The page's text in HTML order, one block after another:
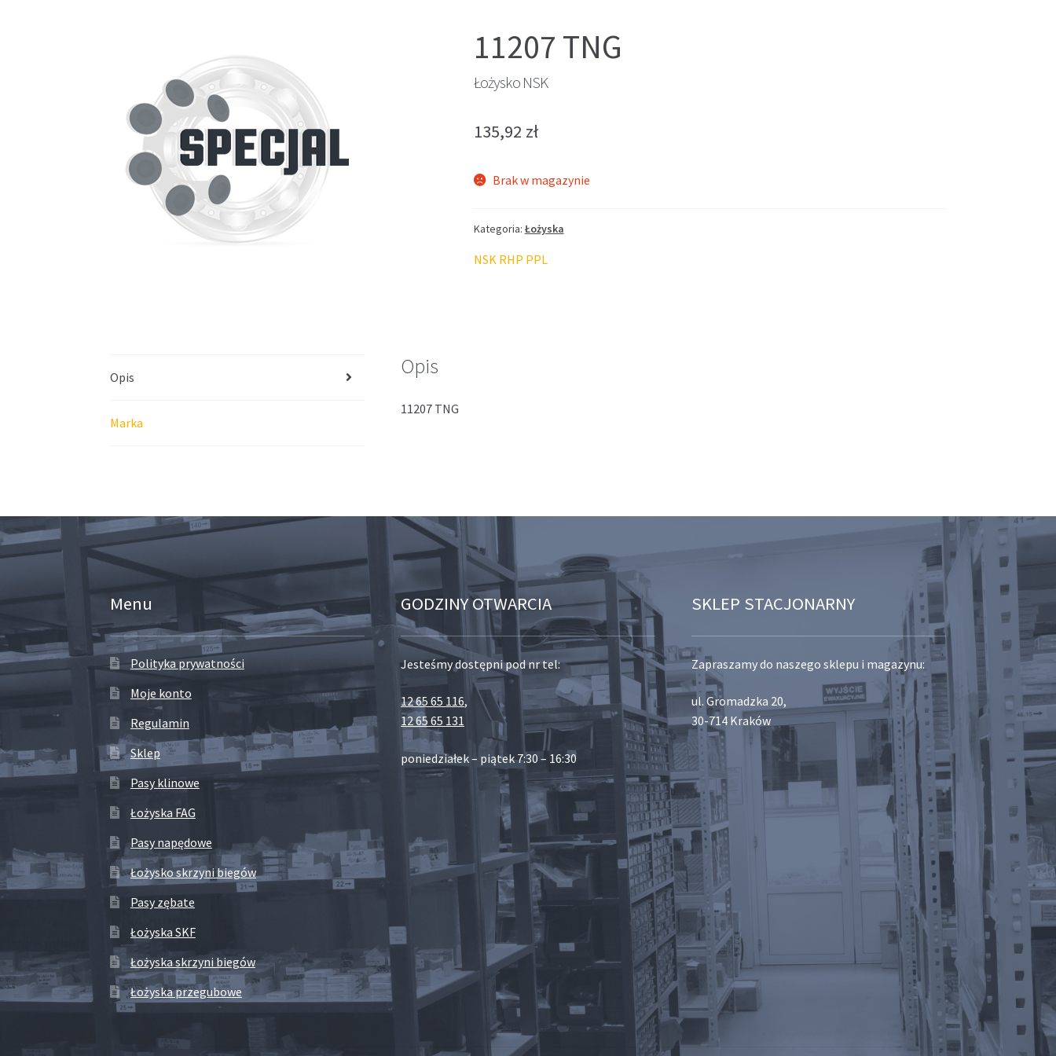
11207 TNG
Łożysko NSK
135,92 zł
Brak w magazynie
Kategoria: Łożyska
NSK RHP PPL
Opis
Marka
Opis
11207 TNG
Menu
Polityka prywatności
Moje konto
Regulamin
Sklep
Pasy klinowe
Łożyska FAG
Pasy napędowe
Łożysko skrzyni biegów
Pasy zębate
Łożyska SKF
Łożyska skrzyni biegów
Łożyska przegubowe
GODZINY OTWARCIA
Jesteśmy dostępni pod nr tel:
12 65 65 116,
12 65 65 131
poniedziałek – piątek 7:30 – 16:30
SKLEP STACJONARNY
Zapraszamy do naszego sklepu i magazynu:
ul. Gromadzka 20,
30-714 Kraków